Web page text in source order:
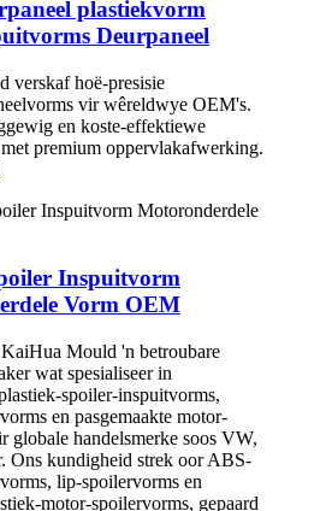
plastiekvorm
Deurpaneel
verskaf hoë-presisie
vir wêreldwye OEM's.
en koste-effektiewe
premium oppervlakafwerking.
Inspuitvorm
Vorm OEM
Mould 'n betroubare
wat spesialiseer in
spoiler-inspuitvorms,
en pasgemaakte motor-
globale handelsmerke soos VW,
Ons kundigheid strek oor ABS-
lip-spoilervorms en
motor-spoilervorms, gepaard